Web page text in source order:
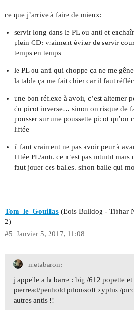
ce que j’arrive à faire de mieux:
servir long dans le PL ou anti et
plein CD: vraiment éviter de servir
temps en temps
le PL ou anti qui choppe ça ne me
la table ça me fait chier car il faut
une bon réflexe à avoir, c’est alterner
du picot inverse… sinon on risque de
pousser sur une poussette picot qu’on
liftée
il faut vraiment ne pas avoir peur à
liftée PL/anti. ce n’est pas intuitif mais
faut jouer ces balles. sinon balle qui
Tom_le_Gouillas (Bois Bulldog - Tibhar
2)
Janvier 5, 2017, 11:08
#5
metabaron:
j appelle a la barre : big /612 popette
pierread/penhold pilon/soft xyphis /
autres antis !!